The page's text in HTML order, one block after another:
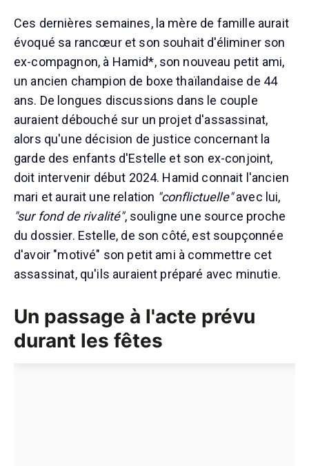
Ces dernières semaines, la mère de famille aurait
évoqué sa rancœur et son souhait d'éliminer son
ex-compagnon, à Hamid*, son nouveau petit ami,
un ancien champion de boxe thaïlandaise de 44
ans. De longues discussions dans le couple
auraient débouché sur un projet d'assassinat,
alors qu'une décision de justice concernant la
garde des enfants d'Estelle et son ex-conjoint,
doit intervenir début 2024. Hamid connait l'ancien
mari et aurait une relation "conflictuelle"avec lui,
"sur fond de rivalité", souligne une source proche
du dossier. Estelle, de son côté, est soupçonnée
d'avoir "motivé" son petit ami à commettre cet
assassinat, qu'ils auraient préparé avec minutie.
Un passage à l'acte prévu
durant les fêtes